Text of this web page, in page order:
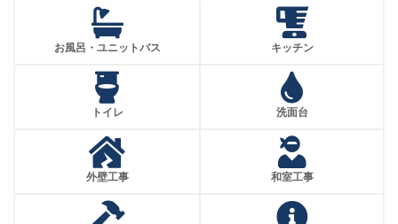
お風呂・ユニットバス キッチン
トイレ 洗面台
外壁工事 和室工事